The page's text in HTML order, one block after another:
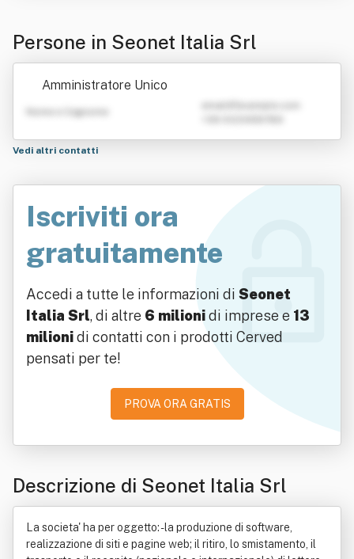
Persone in Seonet Italia Srl
Amministratore Unico
Nome e Cognome
Vedi altri contatti
Iscriviti ora
gratuitamente
Accedi a tutte le informazioni di Seonet
Italia Srl, di altre 6 milionidi imprese e 13
milionidi contatti con i prodotti Cerved
pensati per te!
PROVA ORA GRATIS
Descrizione di Seonet Italia Srl
La societa' ha per oggetto: - la produzione di software,
realizzazione di siti e pagine web; il ritiro, lo smistamento, il